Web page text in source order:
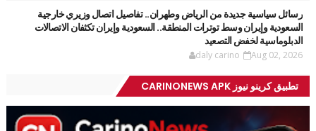
رسائل سياسية جديدة من الرياض وطهران.. تفاصيل اتصال وزيري خارجية
السعودية وإيران وسط توترات المنطقة.. السعودية وإيران تكثفان الاتصالات
الدبلوماسية لخفض التصعيد
daly carino Aug 02, 2026
تطبيق كرينو نيوز CARINONEWS APK